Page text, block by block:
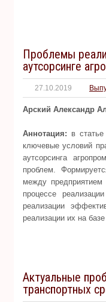
Проблемы
аутсорсинге
27.10.2019
Арский Александр
Аннотация: в
ключевые условий
аутсорсинга
проблем.
между
процессе
реализации
реализации их на
Актуальные
транспортных